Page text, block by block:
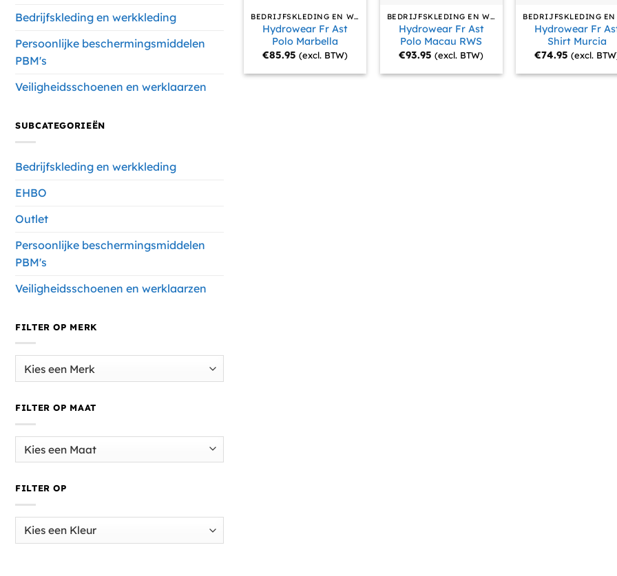
Bedrijfskleding en werkkleding
Persoonlijke beschermingsmiddelen
PBM's
Veiligheidsschoenen en werklaarzen
SUBCATEGORIEËN
Bedrijfskleding en werkkleding
EHBO
Outlet
Persoonlijke beschermingsmiddelen
PBM's
Veiligheidsschoenen en werklaarzen
FILTER OP MERK
FILTER OP MAAT
FILTER OP
BEDRIJFSKLEDING EN WERKKLEDING
Hydrowear Fr Ast
Polo Marbella
€85.95 (excl. BTW)
BEDRIJFSKLEDING EN WERKKLEDING
Hydrowear Fr Ast
Polo Macau RWS
€93.95 (excl. BTW)
Hydrowear Fr
Shirt Murcia
€74.95 (excl.